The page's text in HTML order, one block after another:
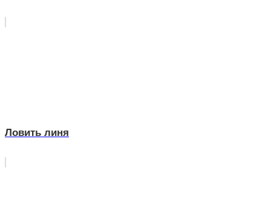
Ловить линя